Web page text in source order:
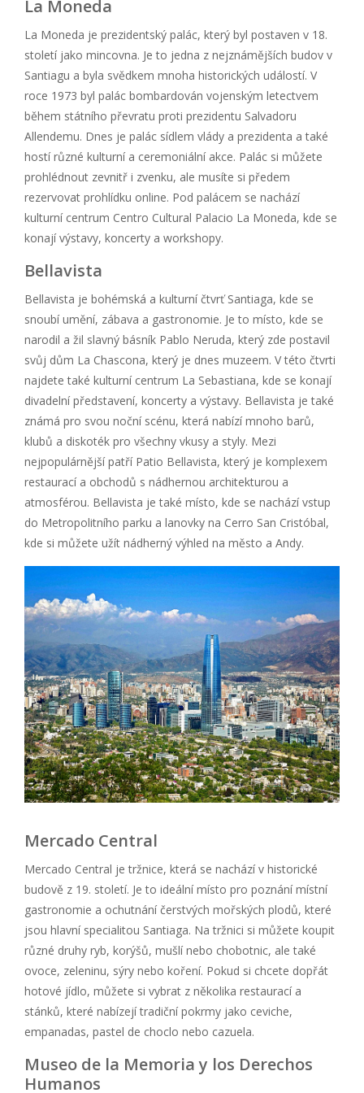
La Moneda
La Moneda je prezidentský palác, který byl postaven v 18.
století jako mincovna. Je to jedna z nejznámějších budov v
Santiagu a byla svědkem mnoha historických událostí. V
roce 1973 byl palác bombardován vojenským letectvem
během státního převratu proti prezidentu Salvadoru
Allendemu. Dnes je palác sídlem vlády a prezidenta a také
hostí různé kulturní a ceremoniální akce. Palác si můžete
prohlédnout zevnitř i zvenku, ale musíte si předem
rezervovat prohlídku online. Pod palácem se nachází
kulturní centrum Centro Cultural Palacio La Moneda, kde se
konají výstavy, koncerty a workshopy.
Bellavista
Bellavista je bohémská a kulturní čtvrť Santiaga, kde se
snoubí umění, zábava a gastronomie. Je to místo, kde se
narodil a žil slavný básník Pablo Neruda, který zde postavil
svůj dům La Chascona, který je dnes muzeem. V této čtvrti
najdete také kulturní centrum La Sebastiana, kde se konají
divadelní představení, koncerty a výstavy. Bellavista je také
známá pro svou noční scénu, která nabízí mnoho barů,
klubů a diskoték pro všechny vkusy a styly. Mezi
nejpopulárnější patří Patio Bellavista, který je komplexem
restaurací a obchodů s nádhernou architekturou a
atmosférou. Bellavista je také místo, kde se nachází vstup
do Metropolitního parku a lanovky na Cerro San Cristóbal,
kde si můžete užít nádherný výhled na město a Andy.
Mercado Central
Mercado Central je tržnice, která se nachází v historické
budově z 19. století. Je to ideální místo pro poznání místní
gastronomie a ochutnání čerstvých mořských plodů, které
jsou hlavní specialitou Santiaga. Na tržnici si můžete koupit
různé druhy ryb, korýšů, mušlí nebo chobotnic, ale také
ovoce, zeleninu, sýry nebo koření. Pokud si chcete dopřát
hotové jídlo, můžete si vybrat z několika restaurací a
stánků, které nabízejí tradiční pokrmy jako ceviche,
empanadas, pastel de choclo nebo cazuela.
Museo de la Memoria y los Derechos
Humanos